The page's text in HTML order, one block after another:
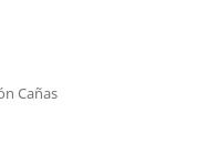
Cañas